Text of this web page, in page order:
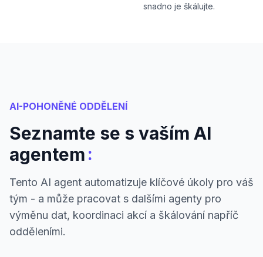
snadno je škálujte.
AI-POHONĚNÉ ODDĚLENÍ
Seznamte se s vaším AI
agentem:
Tento AI agent automatizuje klíčové úkoly pro váš
tým - a může pracovat s dalšími agenty pro
výměnu dat, koordinaci akcí a škálování napříč
odděleními.